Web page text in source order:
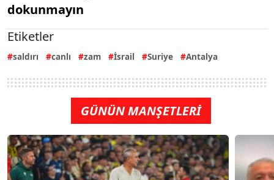
dokunmayın
Etiketler
saldırı canlı zam İsrail Suriye Antalya
GÜNÜN MANŞETLERİ